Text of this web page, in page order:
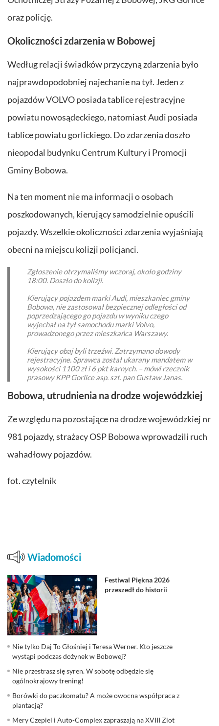
oraz policję.
Okoliczności zdarzenia w Bobowej
Według relacji świadków przyczyną zdarzenia było
najprawdopodobniej najechanie na tył. Jeden z
pojazdów VOLVO posiada tablice rejestracyjne
powiatu nowosądeckiego, natomiast Audi posiada
tablice powiatu gorlickiego. Do zdarzenia doszło
nieopodal budynku Centrum Kultury i Promocji
Gminy Bobowa.
Na ten moment nie ma informacji o osobach
poszkodowanych, kierujący samodzielnie opuścili
pojazdy. Wszelkie okoliczności zdarzenia wyjaśniają
obecni na miejscu kolizji policjanci.
Zgłoszenie otrzymaliśmy wczoraj, około godziny
18:00. Doszło do kolizji.
Kierujący pojazdem marki Audi, mieszkaniec gminy
Bobowa, nie zastosował bezpiecznej odległości od
poprzedzającego go pojazdu w wyniku czego
wyjechał na tył samochodu marki Volvo,
prowadzonego przez mieszkańca Warszawy.
Kierujący obaj byli trzeźwi. Zatrzymano dowody
rejestracyjne. Sprawca został ukarany mandatem w
wysokości 1100 zł i 6 pkt karnych. – mówi rzecznik
prasowy KPP Gorlice asp. szt. pan Gustaw Janas.
Bobowa, utrudnienia na drodze wojewódzkiej
Ze względu na pozostające na drodze wojewódzkiej nr
981 pojazdy, strażacy OSP Bobowa wprowadzili ruch
wahadłowy pojazdów.
fot. czytelnik
Wiadomości
Festiwal Piękna 2026
przeszedł do historii
Nie tylko Daj To Głośniej i Teresa Werner. Kto jeszcze
wystąpi podczas dożynek w Bobowej?
Nie przestrasz się syren. W sobotę odbędzie się
ogólnokrajowy trening!
Borówki do paczkomatu? A może owocna współpraca z
plantacją?
Mery Czepiel i Auto-Complex zapraszają na XVIII Zlot